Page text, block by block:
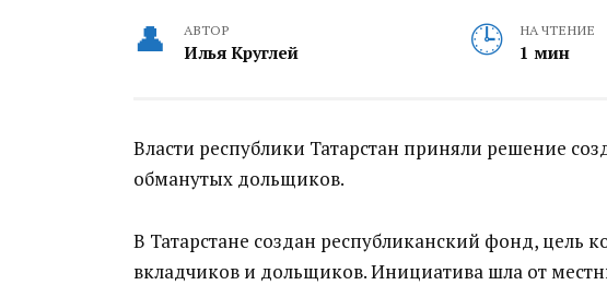
АВТОР
Илья Круглей
НА ЧТЕНИЕ
1 мин
Власти республики Татарстан приняли решение
обманутых дольщиков.
В Татарстане создан республиканский фонд, цель
вкладчиков и дольщиков. Инициатива шла от